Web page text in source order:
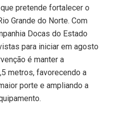
pretende fortalecer o
Grande do Norte. Com
Docas do Estado
para iniciar em agosto
é manter a
metros, favorecendo a
porte e ampliando a